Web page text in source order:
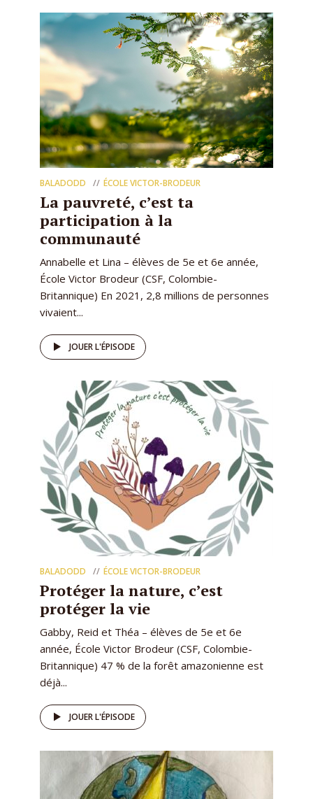
BALADODD ÉCOLE VICTOR-BRODEUR
La pauvreté, c’est ta
participation à la
communauté
Annabelle et Lina – élèves de 5e et 6e année,
École Victor Brodeur (CSF, Colombie-
Britannique) En 2021, 2,8 millions de personnes
vivaient...
JOUER L'ÉPISODE
BALADODD ÉCOLE VICTOR-BRODEUR
Protéger la nature, c’est
protéger la vie
Gabby, Reid et Théa – élèves de 5e et 6e
année, École Victor Brodeur (CSF, Colombie-
Britannique) 47 % de la forêt amazonienne est
déjà...
JOUER L'ÉPISODE